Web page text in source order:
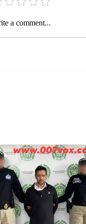
në bashkëpunim me
a comment...